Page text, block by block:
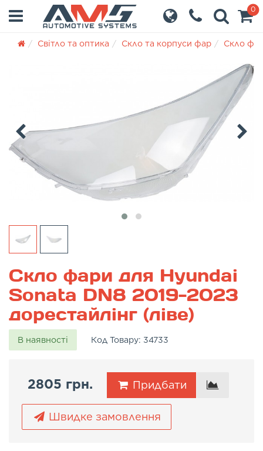
0
Світло та оптика Скло та корпуси фар Скло
Скло фари для Hyundai
Sonata DN8 2019-2023
дорестайлінг (ліве)
В наявності Код Товару: 34733
2805 грн. Придбати
Швидке замовлення